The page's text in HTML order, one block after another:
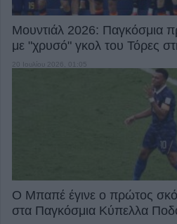
Μουντιάλ 2026: Παγκόσμια
με "χρυσό" γκολ του Τόρες
Ο Μπαπέ έγινε ο πρώτος
στα Παγκόσμια Κύπελλα